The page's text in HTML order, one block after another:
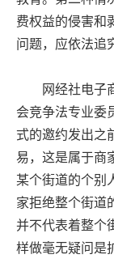
费权益的侵害和
问题，应依法追
网经社电子商
会竞争法专业委
式的邀约发出之
易，这是属于商
某个街道的个别
家拒绝整个街道
并不代表着整个
样做毫无疑问是